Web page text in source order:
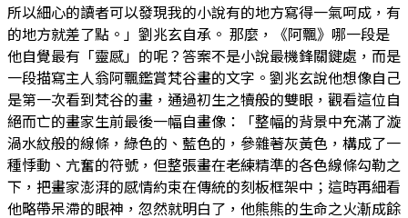
所以細心的讀者可以發現我的小說有的地方寫得一氣呵成，有
的地方就差了點。」劉兆玄自承。 那麼，《阿飄》哪一段是
他自覺最有「靈感」的呢？答案不是小說最機鋒關鍵處，而是
一段描寫主人翁阿飄鑑賞梵谷畫的文字。劉兆玄說他想像自己
是第一次看到梵谷的畫，通過初生之犢般的雙眼，觀看這位自
絕而亡的畫家生前最後一幅自畫像：「整幅的背景中充滿了漩
渦水紋般的線條，綠色的、藍色的，參雜著灰黃色，構成了一
種悸動、亢奮的符號，但整張畫在老練精準的各色線條勾勒之
下，把畫家澎湃的感情約束在傳統的刻板框架中；這時再細看
他略帶呆滯的眼神，忽然就明白了，他熊熊的生命之火漸成餘